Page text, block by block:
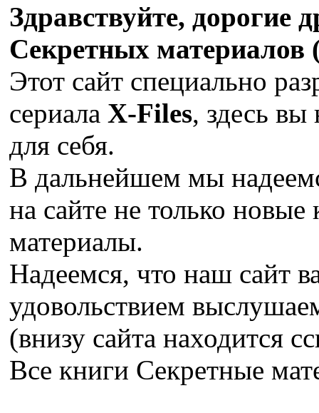
Здравствуйте, дорогие
Секретных материалов
Этот сайт специально
сериала X-Files, здесь вы
для себя.
В дальнейшем мы
на сайте не только
материалы.
Надеемся, что наш сайт
удовольствием
(внизу сайта находится
Все книги Секретные